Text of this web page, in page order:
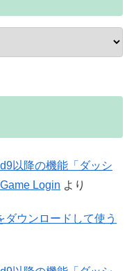
以降の機能「ダッシ
Login より
ダウンロードして使う